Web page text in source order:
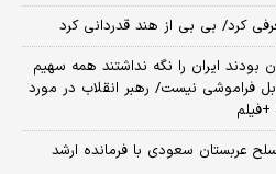
کرد/ بی بی از هند قدردانی کرد
بودند ایران را نگه نداشتند همه سهیم
فراموشی نیست/ رهبر انقلاب در مورد
+فیلم
عربستان سعودی با فرمانده ارشد